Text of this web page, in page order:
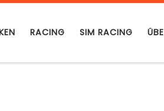
RACING SIM RACING